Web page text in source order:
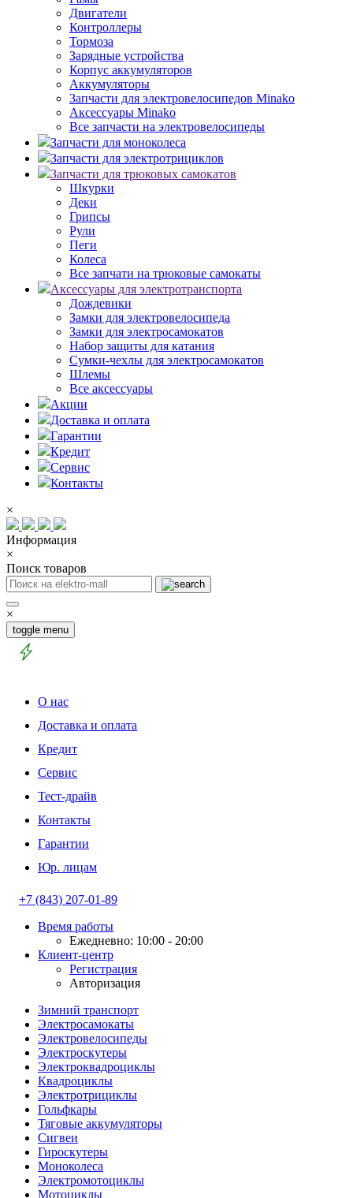
Двигатели
Контроллеры
Тормоза
Зарядные устройства
Корпус аккумуляторов
Аккумуляторы
Запчасти для электровелосипедов Minako
Аксессуары Minako
Все запчасти на электровелосипеды
Запчасти для моноколеса
Запчасти для электротрициклов
Запчасти для трюковых самокатов
Шкурки
Деки
Грипсы
Рули
Пеги
Колеса
Все запчати на трюковые самокаты
Аксессуары для электротранспорта
Дождевики
Замки для электровелосипеда
Замки для электросамокатов
Набор защиты для катания
Сумки-чехлы для электросамокатов
Шлемы
Все аксессуары
Акции
Доставка и оплата
Гарантии
Кредит
Сервис
Контакты
×
Информация
×
Поиск товаров
×
toggle menu
О нас
Доставка и оплата
Кредит
Сервис
Тест-драйв
Контакты
Гарантии
Юр. лицам
+7 (843) 207-01-89
Время работы
Ежедневно: 10:00 - 20:00
Клиент-центр
Регистрация
Авторизация
Зимний транспорт
Электросамокаты
Электровелосипеды
Электроскутеры
Электроквадроциклы
Квадроциклы
Электротрициклы
Гольфкары
Тяговые аккумуляторы
Сигвеи
Гироскутеры
Моноколеса
Электромотоциклы
Мотоциклы